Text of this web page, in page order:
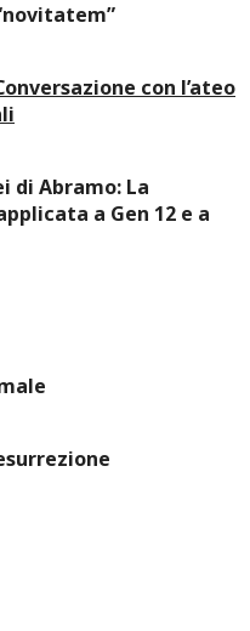
con l’ateo
di Abramo: La
a Gen 12 e a